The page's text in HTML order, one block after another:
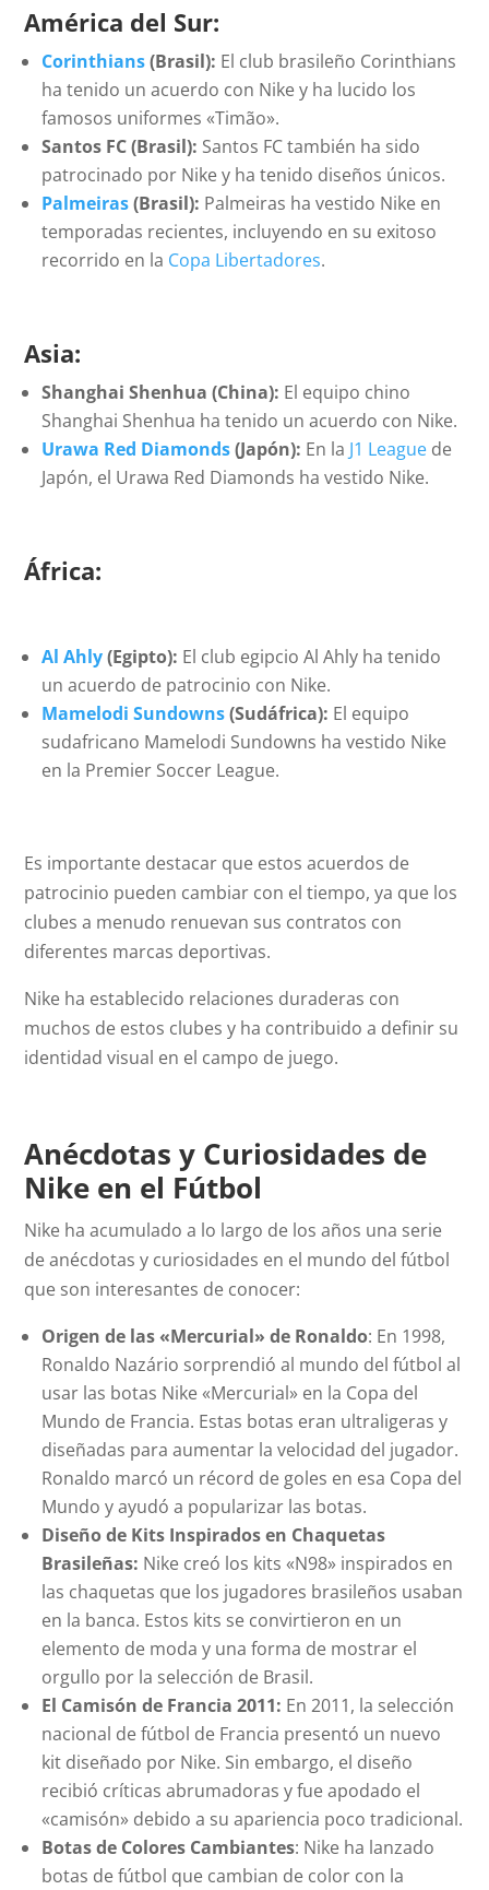
América del Sur:
Corinthians(Brasil): El club brasileño Corinthians
ha tenido un acuerdo con Nike y ha lucido los
famosos uniformes «Timão».
Santos FC (Brasil): Santos FC también ha sido
patrocinado por Nike y ha tenido diseños únicos.
Palmeiras(Brasil): Palmeiras ha vestido Nike en
temporadas recientes, incluyendo en su exitoso
recorrido en la Copa Libertadores.
Asia:
Shanghai Shenhua (China): El equipo chino
Shanghai Shenhua ha tenido un acuerdo con Nike.
Urawa Red Diamonds(Japón): En la J1 League de
Japón, el Urawa Red Diamonds ha vestido Nike.
África:
Al Ahly(Egipto): El club egipcio Al Ahly ha tenido
un acuerdo de patrocinio con Nike.
Mamelodi Sundowns(Sudáfrica): El equipo
sudafricano Mamelodi Sundowns ha vestido Nike
en la Premier Soccer League.
Es importante destacar que estos acuerdos de
patrocinio pueden cambiar con el tiempo, ya que los
clubes a menudo renuevan sus contratos con
diferentes marcas deportivas.
Nike ha establecido relaciones duraderas con
muchos de estos clubes y ha contribuido a definir su
identidad visual en el campo de juego.
Anécdotas y Curiosidades de
Nike en el Fútbol
Nike ha acumulado a lo largo de los años una serie
de anécdotas y curiosidades en el mundo del fútbol
que son interesantes de conocer:
Origen de las «Mercurial» de Ronaldo: En 1998,
Ronaldo Nazário sorprendió al mundo del fútbol al
usar las botas Nike «Mercurial» en la Copa del
Mundo de Francia. Estas botas eran ultraligeras y
diseñadas para aumentar la velocidad del jugador.
Ronaldo marcó un récord de goles en esa Copa del
Mundo y ayudó a popularizar las botas.
Diseño de Kits Inspirados en Chaquetas
Brasileñas: Nike creó los kits «N98» inspirados en
las chaquetas que los jugadores brasileños usaban
en la banca. Estos kits se convirtieron en un
elemento de moda y una forma de mostrar el
orgullo por la selección de Brasil.
El Camisón de Francia 2011: En 2011, la selección
nacional de fútbol de Francia presentó un nuevo
kit diseñado por Nike. Sin embargo, el diseño
recibió críticas abrumadoras y fue apodado el
«camisón» debido a su apariencia poco tradicional.
Botas de Colores Cambiantes: Nike ha lanzado
botas de fútbol que cambian de color con la